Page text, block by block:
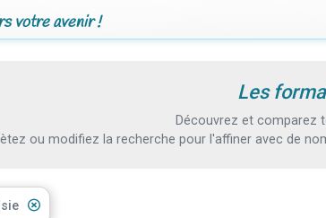
votre avenir !
Les
Découvrez et comparez
ou modifiez la recherche pour l'affiner avec de